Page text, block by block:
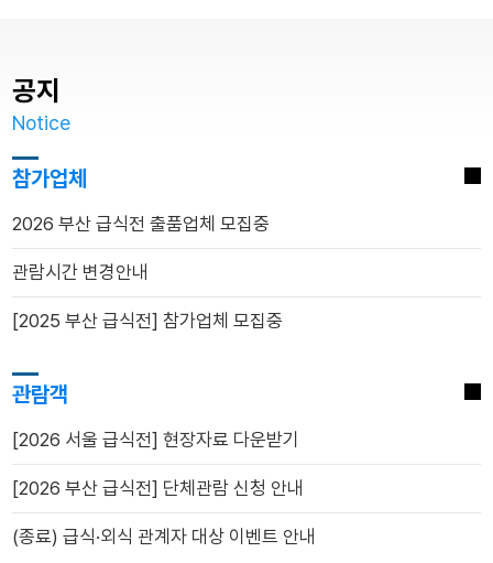
공지
Notice
참가업체
2026 부산 급식전 출품업체 모집중
관람시간 변경안내
[2025 부산 급식전] 참가업체 모집중
관람객
[2026 서울 급식전] 현장자료 다운받기
[2026 부산 급식전] 단체관람 신청 안내
(종료) 급식·외식 관계자 대상 이벤트 안내